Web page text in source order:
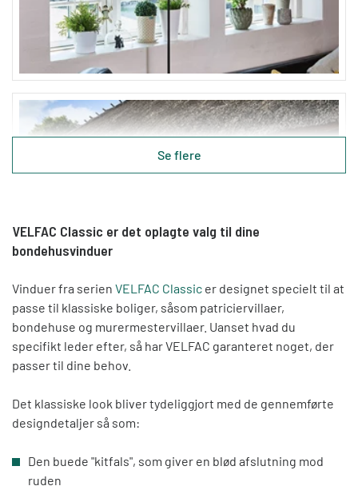
Se flere
VELFAC Classic er det oplagte valg til dine
bondehusvinduer
Vinduer fra serien VELFAC Classic er designet specielt til at
passe til klassiske boliger, såsom patriciervillaer,
bondehuse og murermestervillaer. Uanset hvad du
specifikt leder efter, så har VELFAC garanteret noget, der
passer til dine behov.
Det klassiske look bliver tydeliggjort med de gennemførte
designdetaljer så som:
Den buede "kitfals", som giver en blød afslutning mod
ruden